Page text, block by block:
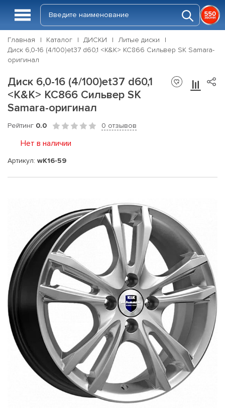
Главная Каталог ДИСКИ
Литые диски
Диск 6,0-16 (4/100)et37 d60,1 <K&K> КС866 Сильвер SK Samara-
оригинал
Диск 6,0-16 (4/100)et37 d60,1
<K&K> КС866 Сильвер SK
Samara-оригинал
Рейтинг 0.0 0 отзывов
Нет в наличии
Артикул: wK16-59